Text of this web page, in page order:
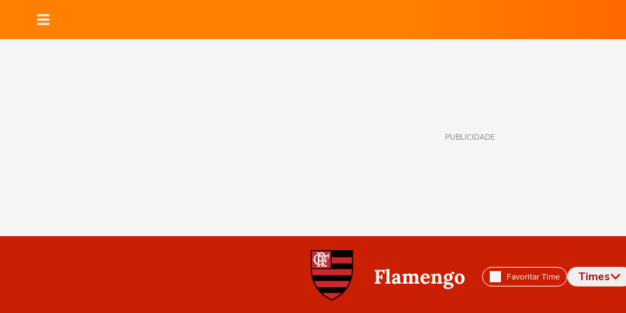
PUBLICIDADE
Flamengo Favoritar Time Times